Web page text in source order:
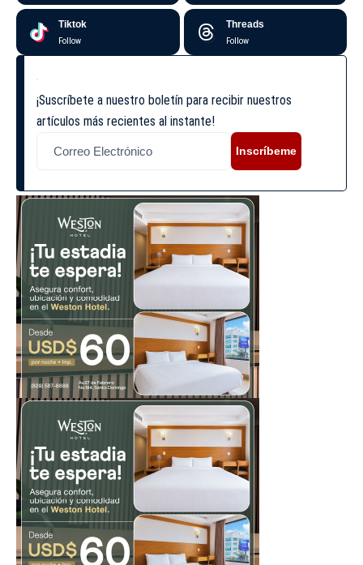
Tiktok
Follow
Threads
Follow
¡Suscríbete a nuestro boletín para recibir nuestros
artículos más recientes al instante!
Inscríbeme